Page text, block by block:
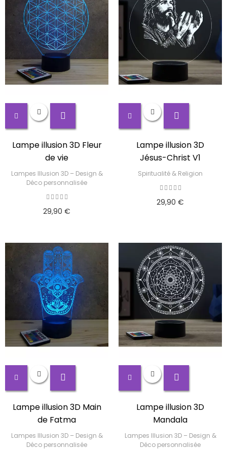
Lampe illusion 3D Fleur
de vie
Lampes Illusion 3D – Design &
Déco personnalisée
29,90 €
Lampe illusion 3D
Jésus-Christ V1
Spiritualité & Religion
29,90 €
Lampe illusion 3D Main
de Fatma
Lampes Illusion 3D – Design &
Déco personnalisée
Lampe illusion 3D
Mandala
Lampes Illusion 3D – Design &
Déco personnalisée